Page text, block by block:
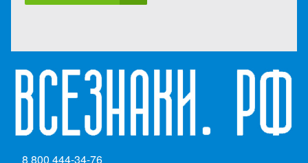
8 800 444-34-76